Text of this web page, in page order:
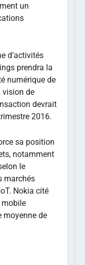
un
d’activités
prendra la
numérique de
vision de
devrait
2016.
sa position
notamment
le
marchés
Nokia cité
mobile
moyenne de